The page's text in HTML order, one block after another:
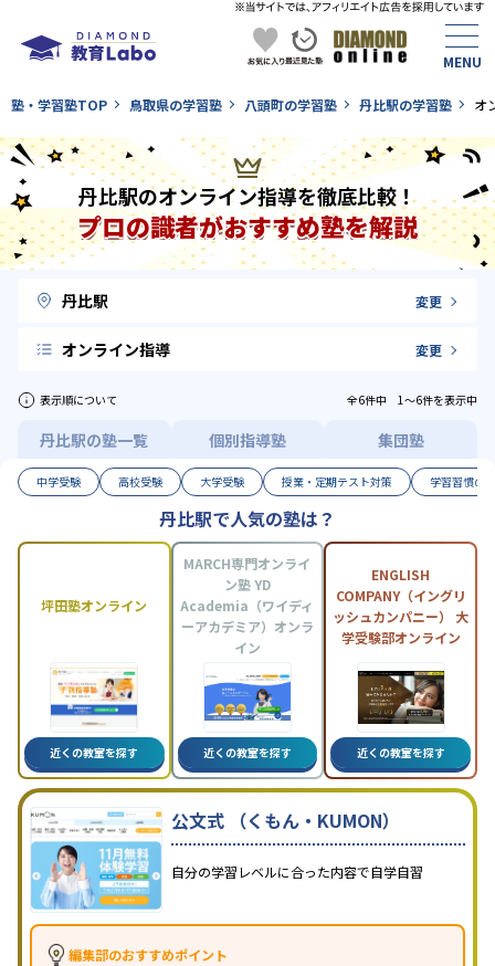
塾・学習塾TOP 鳥取県の学習塾 八頭町の学習塾 丹比駅の学習塾 オ
丹比駅のオンライン指導を徹底比較！
プロの識者がおすすめ塾を解説
丹比駅 変更
オンライン指導 変更
表示順について 全6件中 1〜6件を表示中
丹比駅の塾一覧 個別指導塾 集団塾
中学受験 高校受験 大学受験 授業・定期テスト対策 学習習慣の
丹比駅で人気の塾は？
坪田塾オンライン
近くの教室を探す
MARCH専門オンライ
ン塾 YD
Academia（ワイディ
ーアカデミア）オンラ
イン
近くの教室を探す
ENGLISH
COMPANY（イングリ
ッシュカンパニー） 大
学受験部オンライン
近くの教室を探す
公文式 （くもん・KUMON）
自分の学習レベルに合った内容で自学自習
編集部のおすすめポイント